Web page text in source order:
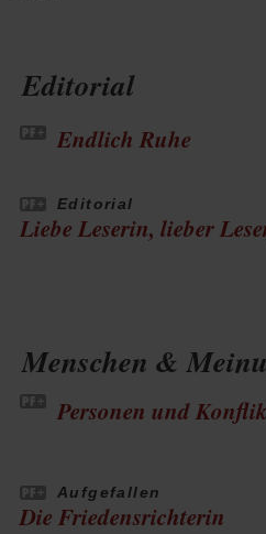
Editorial
Endlich Ruhe
Editorial
Liebe Leserin, lieber
Menschen &
Personen und
Aufgefallen
Die Friedensrichterin